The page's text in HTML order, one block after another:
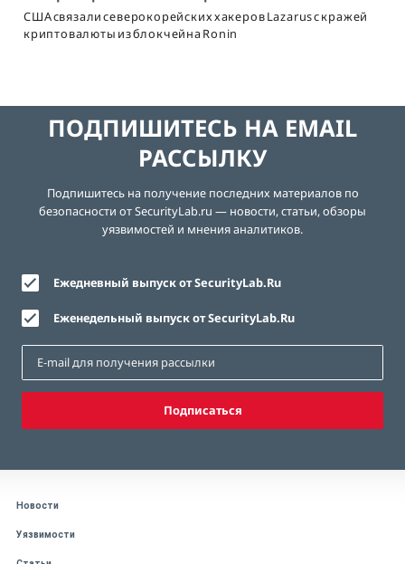
США связали северокорейских хакеров Lazarus с кражей
криптовалюты из блокчейна Ronin
ПОДПИШИТЕСЬ НА EMAIL
РАССЫЛКУ
Подпишитесь на получение последних материалов по
безопасности от SecurityLab.ru — новости, статьи, обзоры
уязвимостей и мнения аналитиков.
Ежедневный выпуск от SecurityLab.Ru
Еженедельный выпуск от SecurityLab.Ru
Подписаться
Новости
Уязвимости